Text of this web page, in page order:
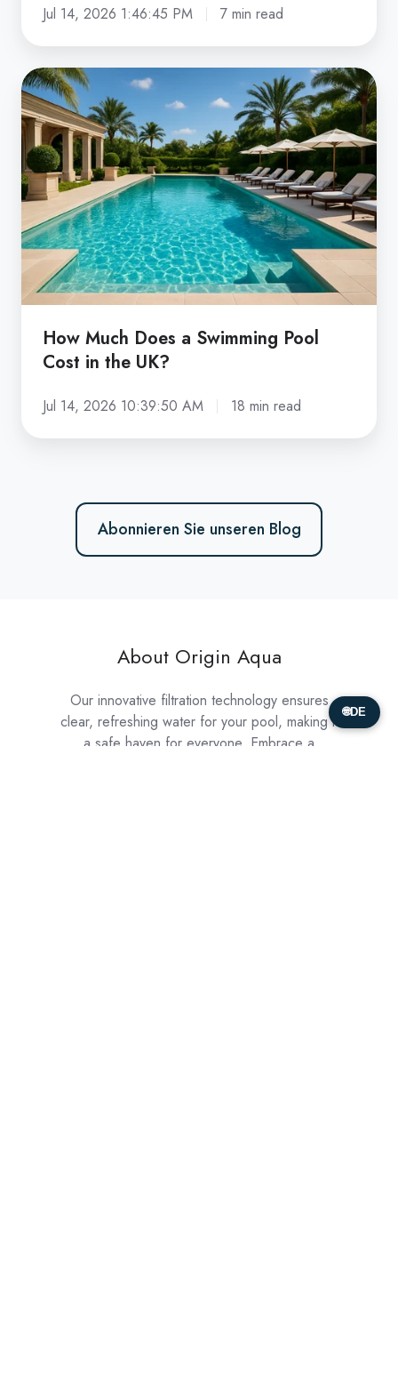
Jul 14, 2026 1:46:45 PM 7 min read
How
Much
Does
a
Swimming
Pool
Cost
in
the
UK?
How Much Does a Swimming Pool
Cost in the UK?
Jul 14, 2026 10:39:50 AM 18 min read
Abonnieren Sie unseren Blog
About Origin Aqua
Our innovative filtration technology ensures
clear, refreshing water for your pool, making it
a safe haven for everyone. Embrace a
🌐DE